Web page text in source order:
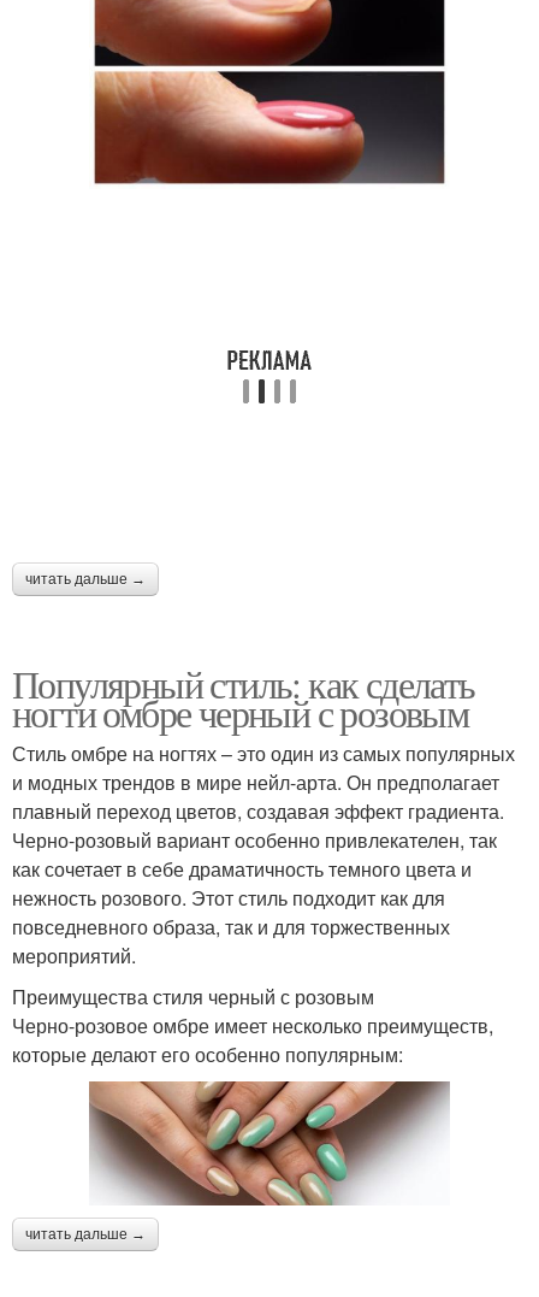
читать дальше →
Популярный стиль: как сделать
ногти омбре черный с розовым
Стиль омбре на ногтях – это один из самых популярных
и модных трендов в мире нейл-арта. Он предполагает
плавный переход цветов, создавая эффект градиента.
Черно-розовый вариант особенно привлекателен, так
как сочетает в себе драматичность темного цвета и
нежность розового. Этот стиль подходит как для
повседневного образа, так и для торжественных
мероприятий.
Преимущества стиля черный с розовым
Черно-розовое омбре имеет несколько преимуществ,
которые делают его особенно популярным:
читать дальше →